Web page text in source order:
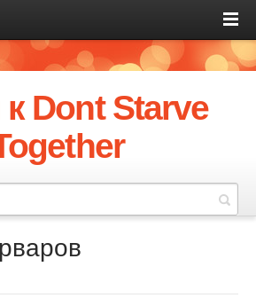
Dont Starve